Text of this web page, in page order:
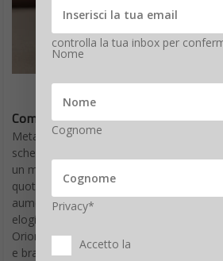
Come funzionano i Meta Orion
Meta ha spiegato che gli occhiali Orion
schermo trasparente fatto di microLED
un materiale raramente usato nei
quotidiano. È stato sviluppato
aumentata. Alcuni super VIP, delle
elogiato il contrasto e la qualità delle
Orion sono dotati di schermo
e braccialetto.
controlla la tua inbox per
Nome
Cognome
Privacy*
Accetto la